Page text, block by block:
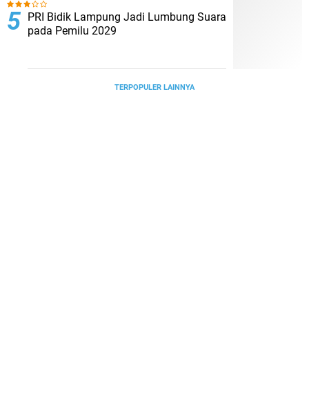
PRI Bidik Lampung Jadi Lumbung Suara
pada Pemilu 2029
TERPOPULER LAINNYA